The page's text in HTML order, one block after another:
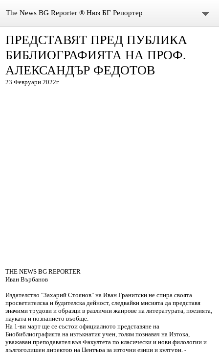
The News BG Reporter ® Нюз БГ Репортер
НОВИНИ
ЗА НАС
КОНТАКТИ
ПРЕДСТАВЯТ ПРЕД ПУБЛИКА
БИБЛИОГРАФИЯТА НА ПРОФ.
АЛЕКСАНДЪР ФЕДОТОВ
23 Февруари 2022г.
THE NEWS BG REPORTER
Иван Върбанов
Издателство "Захарий Стоянов" на Иван Гранитски не спира своята
просветителска и будителска дейност, следвайки мисията да представя
значими трудови и образци в различни жанрове на литературата, поезията,
науката и познанието въобще.
На 1-ви март ще се състои официалното представяне на
Биобиблиографията на изтъкнатия учен, голям познавач на Изтока,
уважаван преподавател във Факултета по класически и нови филологии и
дългогодишен директор на Центъра за източни езици и култури, -